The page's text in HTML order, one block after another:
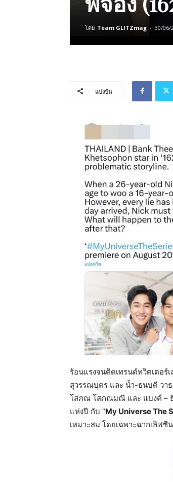
โดย Team GLITZmag - 30/06/
แบ่งปัน
ร้อนแรงจนติดเทรนด์ทวิตเตอร์เ
สุวรรณบุตร และ น้ำ-ธนบดี วา
โสภณ โสภณมณี และ แบงค์ –
แห่งปี กับ “My Universe The
เหมาะสม โดยเฉพาะฉากเลิฟซี